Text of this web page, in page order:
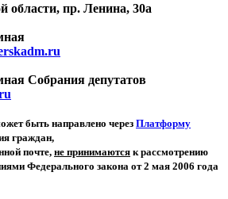
области, пр. Ленина, 30а
Собрания депутатов
быть направлено через Платформу
граждан,
почте, не принимаются к рассмотрению
Федерального закона от 2 мая 2006 года